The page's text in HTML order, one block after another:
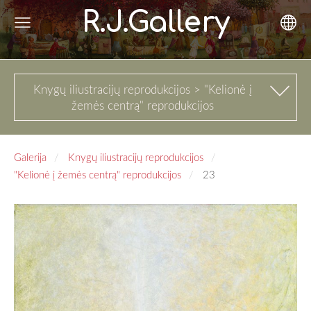
R.J.Gallery
Knygų iliustracijų reprodukcijos > "Kelionė į
žemės centrą" reprodukcijos
Galerija
Knygų iliustracijų reprodukcijos
"Kelionė į žemės centrą" reprodukcijos
23